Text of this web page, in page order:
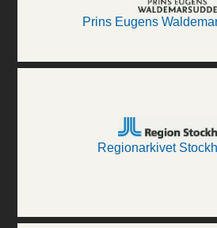
Prins Eugens
Regionarkivet